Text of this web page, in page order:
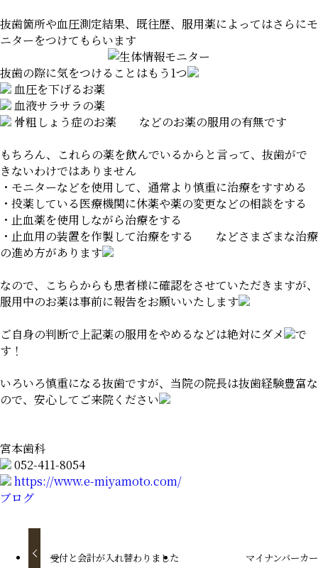
抜歯箇所や血圧測定結果、既往歴、服用薬によってはさらにモ
ニターをつけてもらいます
抜歯の際に気をつけることはもう1つ
血圧を下げるお薬
血液サラサラの薬
骨粗しょう症のお薬 などのお薬の服用の有無です
もちろん、これらの薬を飲んでいるからと言って、抜歯がで
きないわけではありません
・モニターなどを使用して、通常より慎重に治療をすすめる
・投薬している医療機関に休薬や薬の変更などの相談をする
・止血薬を使用しながら治療をする
・止血用の装置を作製して治療をする などさまざまな治療
の進め方があります
なので、こちらからも患者様に確認をさせていただきますが、
服用中のお薬は事前に報告をお願いいたします
ご自身の判断で上記薬の服用をやめるなどは絶対にダメ
で
す！
いろいろ慎重になる抜歯ですが、当院の院長は抜歯経験豊富な
ので、安心してご来院ください
宮本歯科
052-411-8054
https://www.e-miyamoto.com/
ブログ
受付と会計が入れ替わりました マイナンバーカ